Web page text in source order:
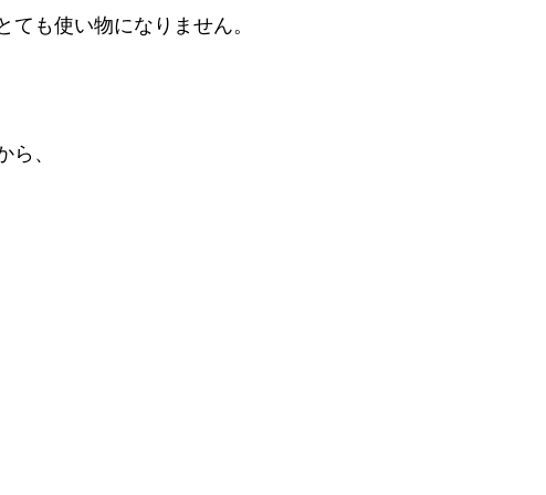
も使い物になりません。
、